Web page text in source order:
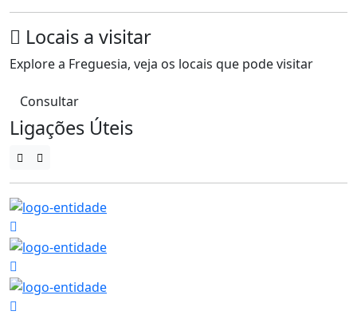
Locais a visitar
Explore a Freguesia, veja os locais que pode visitar
Consultar
Ligações Úteis